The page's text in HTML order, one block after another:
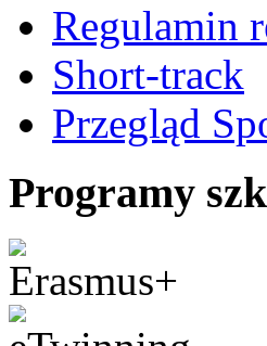
Regulamin
Short-track
Przegląd
Programy